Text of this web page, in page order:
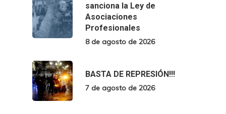
sanciona la Ley de
Asociaciones
Profesionales
8 de agosto de 2026
BASTA DE REPRESIÓN!!!
7 de agosto de 2026